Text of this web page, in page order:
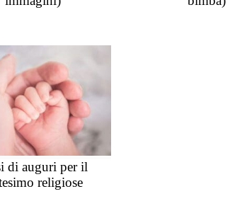
di auguri per il
religiose